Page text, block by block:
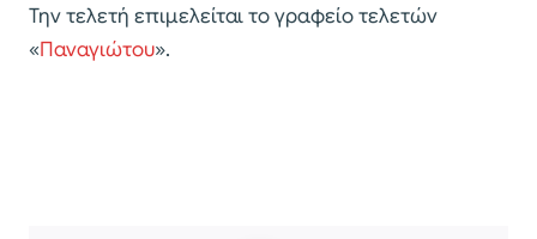
Την τελετή επιμελείται το γραφείο τελετών
«Παναγιώτου».